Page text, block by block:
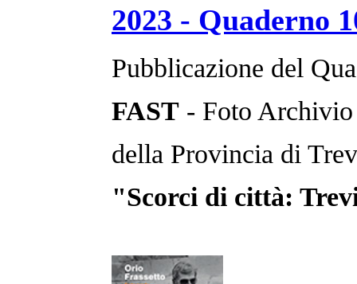
2023 - Quaderno
Pubblicazione del
FAST - Foto
della Provincia di
"Scorci di città: